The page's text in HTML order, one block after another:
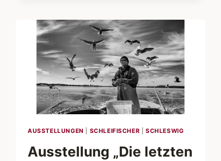
AUSSTELLUNGEN SCHLEIFISCHER |SCHLESWIG
Ausstellung „Die letzten